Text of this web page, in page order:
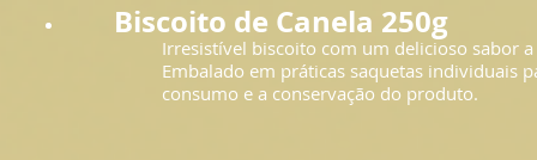
Biscoito de Canela 250g
Irresistível biscoito com um delicioso sabor a
Embalado em práticas saquetas individuais
consumo e a conservação do produto.